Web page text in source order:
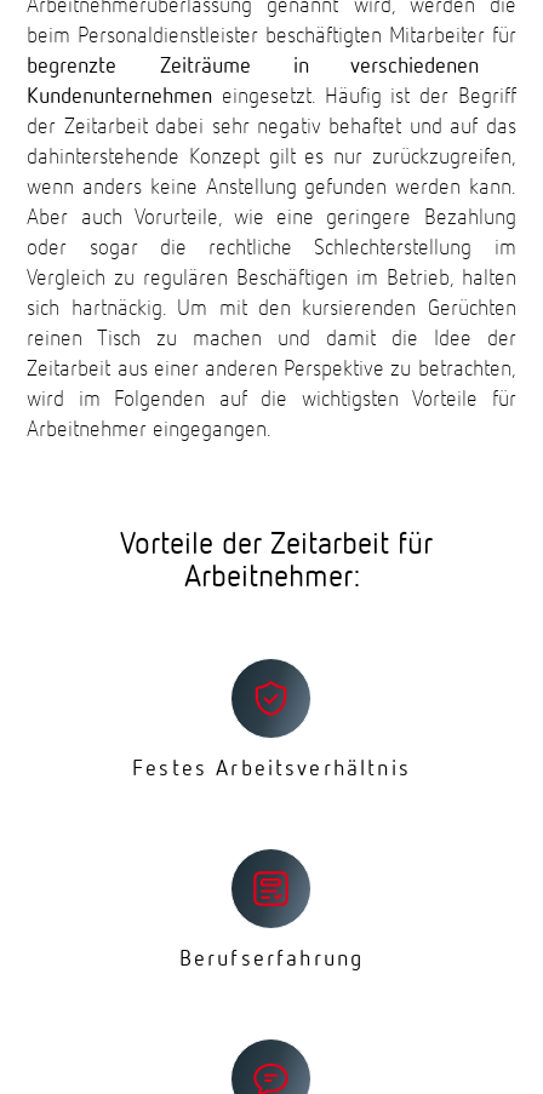
Arbeitnehmerüberlassung genannt wird, werden die
beim Personaldienstleister beschäftigten Mitarbeiter für
begrenzte Zeiträume in verschiedenen
Kundenunternehmen eingesetzt. Häufig ist der Begriff
der Zeitarbeit dabei sehr negativ behaftet und auf das
dahinterstehende Konzept gilt es nur zurückzugreifen,
wenn anders keine Anstellung gefunden werden kann.
Aber auch Vorurteile, wie eine geringere Bezahlung
oder sogar die rechtliche Schlechterstellung im
Vergleich zu regulären Beschäftigen im Betrieb, halten
sich hartnäckig. Um mit den kursierenden Gerüchten
reinen Tisch zu machen und damit die Idee der
Zeitarbeit aus einer anderen Perspektive zu betrachten,
wird im Folgenden auf die wichtigsten Vorteile für
Arbeitnehmer eingegangen.
Vorteile der Zeitarbeit für
Arbeitnehmer:
Festes Arbeitsverhältnis
Berufserfahrung